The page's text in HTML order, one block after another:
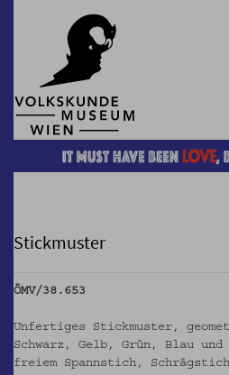
Stickmuster
ÖMV/38.653
Unfertiges Stickmuster,
Schwarz, Gelb, Grün, Blau
freiem Spannstich,